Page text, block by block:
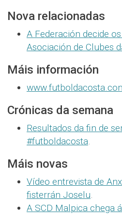
Nova relacionadas
A Federación decide
Asociación de Clubes
Máis información
Crónicas da semana
Resultados da fin de
#futboldacosta.
Máis novas
Vídeo entrevista de
fisterrán Joselu.
A SCD Malpica chega